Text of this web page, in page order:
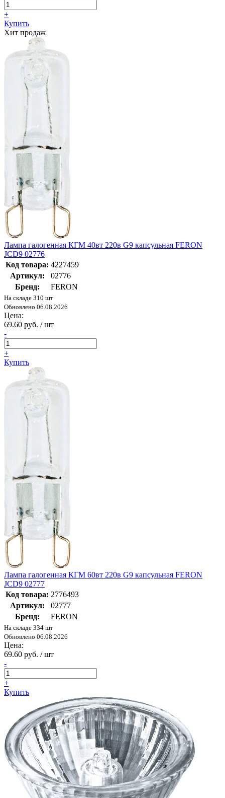
+
Купить
Хит продаж
Лампа галогенная КГМ 40вт 220в G9 капсульная FERON
JCD9 02776
Код товара: 4227459
Артикул:
02776
Бренд:
FERON
На складе 310 шт
Обновлено 06.08.2026
Цена:
69.60 руб. / шт
-
+
Купить
Лампа галогенная КГМ 60вт 220в G9 капсульная FERON
JCD9 02777
Код товара: 2776493
Артикул:
02777
Бренд:
FERON
На складе 334 шт
Обновлено 06.08.2026
Цена:
69.60 руб. / шт
-
+
Купить